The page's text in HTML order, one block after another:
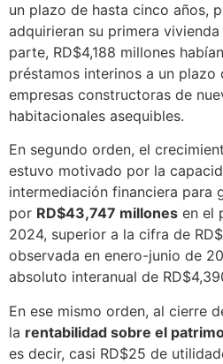
un plazo de hasta cinco años,
adquirieran su primera
parte, RD$4,188 millones
préstamos interinos a un plazo
empresas constructoras de
habitacionales asequibles.
En segundo orden, el
estuvo motivado por la
intermediación financiera para
por RD$43,747 millones en el
2024, superior a la cifra de
observada en enero-junio de
absoluto interanual de
En ese mismo orden, al cierre
la rentabilidad sobre el
es decir, casi RD$25 de